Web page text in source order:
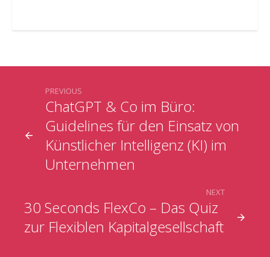
ChatGPT & Co im Büro:
Guidelines für den Einsatz von
Künstlicher Intelligenz (KI) im
Unternehmen
PREVIOUS
30 Seconds FlexCo – Das Quiz
zur Flexiblen Kapitalgesellschaft
NEXT